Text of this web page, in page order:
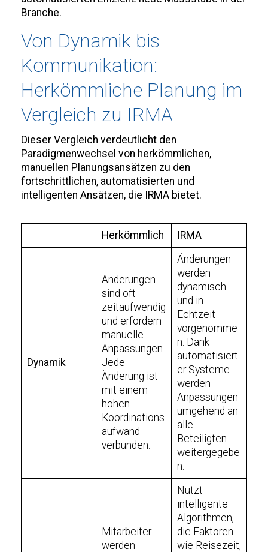
Branche.
Von Dynamik bis
Kommunikation:
Herkömmliche Planung im
Vergleich zu IRMA
Dieser Vergleich verdeutlicht den
Paradigmenwechsel von herkömmlichen,
manuellen Planungsansätzen zu den
fortschrittlichen, automatisierten und
intelligenten Ansätzen, die IRMA bietet.
Herkömmlich IRMA
Dynamik
Änderungen
sind oft
zeitaufwendig
und erfordern
manuelle
Anpassungen.
Jede
Änderung ist
mit einem
hohen
Koordinations
aufwand
verbunden.
Änderungen
werden
dynamisch
und in
Echtzeit
vorgenomme
n. Dank
automatisiert
er Systeme
werden
Anpassungen
umgehend an
alle
Beteiligten
weitergegebe
n.
Mitarbeiter
werden
Nutzt
intelligente
Algorithmen,
die Faktoren
wie Reisezeit,